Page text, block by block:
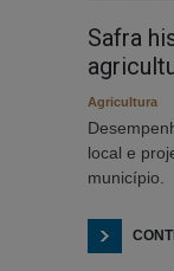
Safra
Agricultura
local e
município.